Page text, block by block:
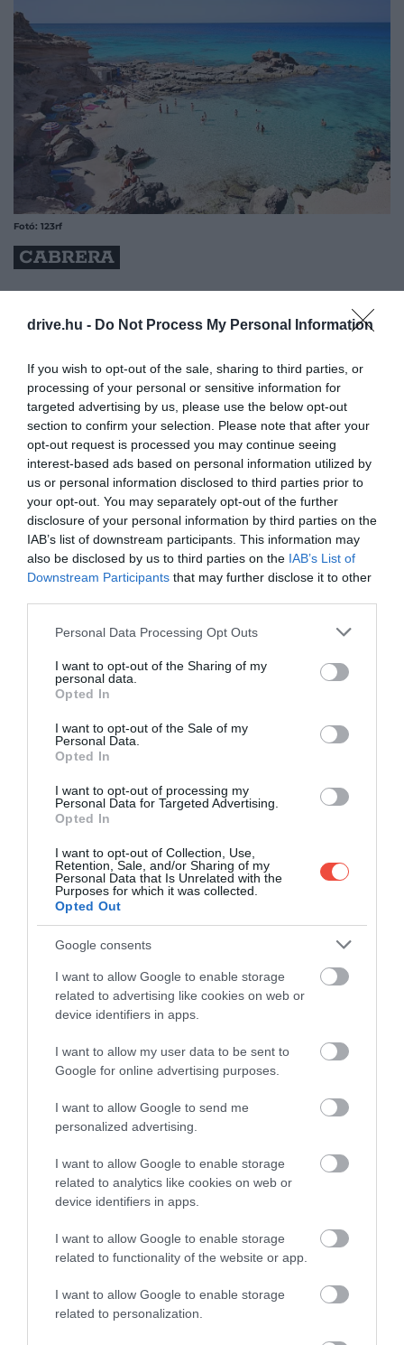
drive.hu - Do Not Process My Personal Information
If you wish to opt-out of the sale, sharing to third parties, or
processing of your personal or sensitive information for
targeted advertising by us, please use the below opt-out
section to confirm your selection. Please note that after your
opt-out request is processed you may continue seeing
interest-based ads based on personal information utilized by
us or personal information disclosed to third parties prior to
your opt-out. You may separately opt-out of the further
disclosure of your personal information by third parties on the
IAB’s list of downstream participants. This information may
also be disclosed by us to third parties on the IAB’s List of
Downstream Participants that may further disclose it to other
Please note that this website/app uses one or more Google
not limited to your visit or usage behaviour. You may click to
grant or deny consent to Google and its third-party tags to
use your data for below specified purposes in below Google
consent section.
Personal Data Processing Opt Outs
I want to opt-out of the Sharing of my
personal data.
Opted In
I want to opt-out of the Sale of my
Personal Data.
Opted In
I want to opt-out of processing my
Personal Data for Targeted Advertising.
Opted In
I want to opt-out of Collection, Use,
Retention, Sale, and/or Sharing of my
Personal Data that Is Unrelated with the
Purposes for which it was collected.
Opted Out
Google consents
I want to allow Google to enable storage
related to advertising like cookies on web or
device identifiers in apps.
I want to allow my user data to be sent to
Google for online advertising purposes.
I want to allow Google to send me
personalized advertising.
I want to allow Google to enable storage
related to analytics like cookies on web or
device identifiers in apps.
I want to allow Google to enable storage
related to functionality of the website or app.
I want to allow Google to enable storage
related to personalization.
Fotó: 123rf
CABRERA
Mallorca déli partjainál, amelynek teljes területe alig
múltat tudhat magam mögött. A középkorban az
oszmán birodalom előretolt katonai bázisa
működött a szigeten, de volt a napóleoni háborúk
idején börtönsziget francia katonák számára, és
csatároztak itt a spanyol polgárháborúban is. Ennek
megfelelően számos látványos emlékkel is
találkozhat az idelátogató: például mára lakatlan 14.
században épült falvakkal, egy erődtorony romjaival,
egy tengeri temetővel és a Punta de Anciola-fok
világítótornyával.
A sziget neve a katalán cabra = kecske szóból
vadkecskékre, amelyek sajnos pár éve kipusztultak.
A hihetetlen tengeri ökoszisztémával rendelkező
sziget tágabb környezetével együtt alkotja az
Leginkább azok látogatják, akik szeretnék
teknősnek, delfinnek és trópusi halfajnak ad
otthont.
Az ismerkedést a sziget élővilágával érdemes a
Colònia de Sant Jordivárosában található látogatói
információs központban kezdeni, amely közelebb
visz a mediterrán sziget flórájához és faunájához.
Ezen kívül Cabrerának gyönyörű sziklái és strandjai
szigetet, néhány kihalás szélén álló fajjal. A kopár,
alacsony cserjékkel borított területeken nagyon sok
barlang is található, főleg a tengerparti régióban.
Talán a legnevezetesebb a sziget látnivalói között
szereplő úgynevezettKék barlang (Cova Blava) a
képződmény csak a víz felől, hajóval érhető el.
részeként, hajókirándulással keresik fel, szezonban
naponta több hajó is megfordul itt. A sziget jórészt